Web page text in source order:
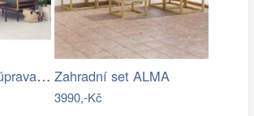
Brafab sedacia súprava ZALONGO Mdum Zahradní set ALMA
3990,-Kč